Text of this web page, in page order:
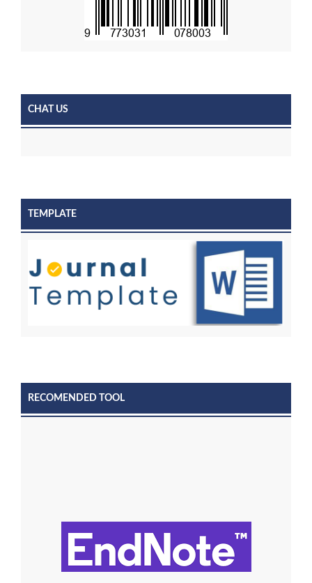
CHAT US
TEMPLATE
RECOMENDED TOOL